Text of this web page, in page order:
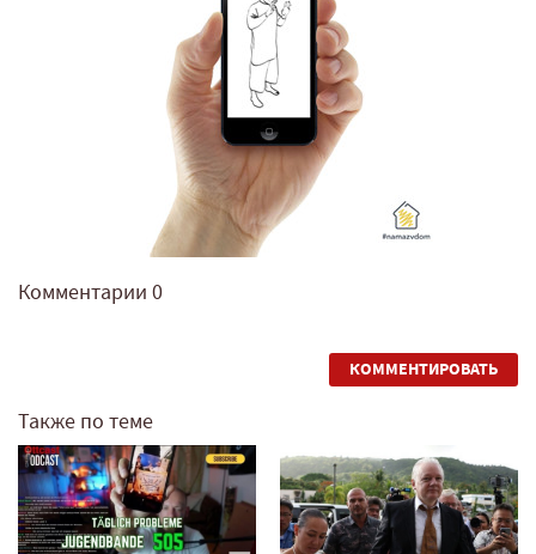
Комментарии 0
КОММЕНТИРОВАТЬ
Также по теме